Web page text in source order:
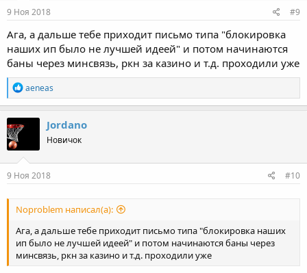
9 Ноя 2018 #9
Ага, а дальше тебе приходит письмо типа "блокировка
наших ип было не лучшей идеей" и потом начинаются
баны через минсвязь, ркн за казино и т.д. проходили уже
Р
е
а
к
и
:
aeneas
Jordano
Новичок
9 Ноя 2018 #10
Noproblem написал(а):
Ага, а дальше тебе приходит письмо типа "блокировка наших
ип было не лучшей идеей" и потом начинаются баны через
минсвязь, ркн за казино и т.д. проходили уже